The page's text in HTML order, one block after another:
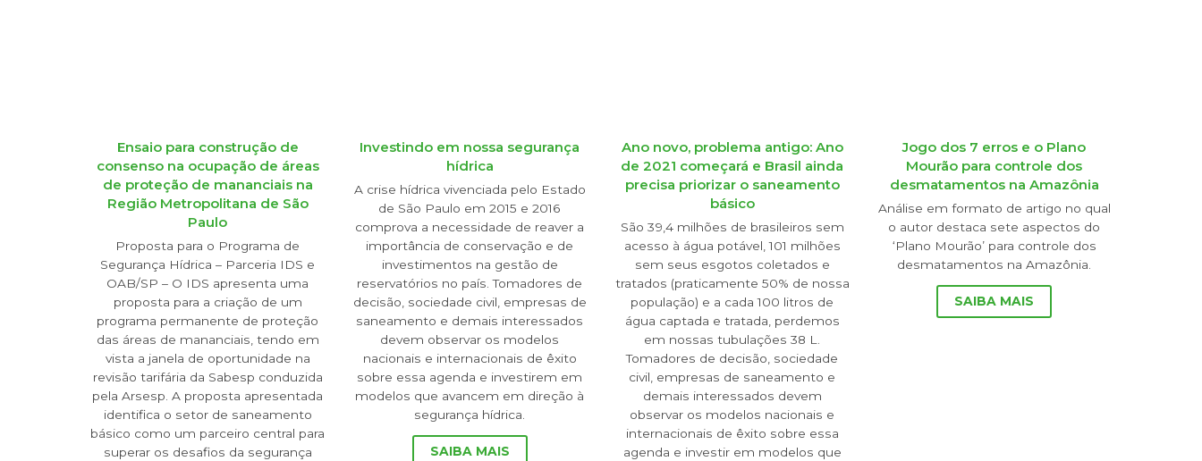
Ensaio para construção de
consenso na ocupação de áreas
de proteção de mananciais na
Região Metropolitana de São
Paulo
Proposta para o Programa de
Segurança Hídrica – Parceria IDS e
OAB/SP – O IDS apresenta uma
proposta para a criação de um
programa permanente de proteção
das áreas de mananciais, tendo em
vista a janela de oportunidade na
revisão tarifária da Sabesp conduzida
pela Arsesp. A proposta apresentada
identifica o setor de saneamento
básico como um parceiro central para
superar os desafios da segurança
Investindo em nossa segurança
hídrica
A crise hídrica vivenciada pelo Estado
de São Paulo em 2015 e 2016
comprova a necessidade de reaver a
importância de conservação e de
investimentos na gestão de
reservatórios no país. Tomadores de
decisão, sociedade civil, empresas de
saneamento e demais interessados
devem observar os modelos
nacionais e internacionais de êxito
sobre essa agenda e investirem em
modelos que avancem em direção à
segurança hídrica.
SAIBA MAIS
Ano novo, problema antigo: Ano
de 2021 começará e Brasil ainda
precisa priorizar o saneamento
básico
São 39,4 milhões de brasileiros sem
acesso à água potável, 101 milhões
sem seus esgotos coletados e
tratados (praticamente 50% de nossa
população) e a cada 100 litros de
água captada e tratada, perdemos
em nossas tubulações 38 L.
Tomadores de decisão, sociedade
civil, empresas de saneamento e
demais interessados devem
observar os modelos nacionais e
internacionais de êxito sobre essa
agenda e investir em modelos que
Jogo dos 7 erros e o Plano
Mourão para controle dos
desmatamentos na Amazônia
Análise em formato de artigo no qual
o autor destaca sete aspectos do
‘Plano Mourão’ para controle dos
desmatamentos na Amazônia.
SAIBA MAIS